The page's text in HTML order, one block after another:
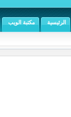
الرئيسية مكتبة الويب